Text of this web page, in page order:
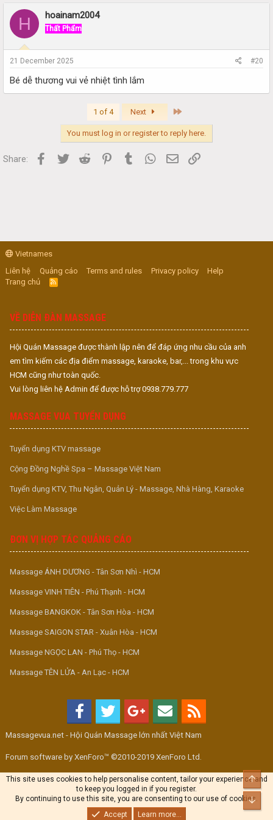
H hoainam2004
Thất Phẩm
21 December 2025 #20
Bé dễ thương vui vẻ nhiệt tình lắm
1 of 4 Next
You must log in or register to reply here.
Share: Facebook
Twitter Reddit PinterestTumblr WhatsApp
Email
Vietnames
Liên hệ
Quảng cáo Terms and rules Privacy policy
Help
Trang chủ
R
S
VỀ DIỄN ĐÀN MASSAGE
Hội Quán Massage được thành lập nên để đáp ứng nhu cầu của anh
em tìm kiếm các địa điểm massage, karaoke, bar,... trong khu vực
HCM cũng như toàn quốc.
Vui lòng liên hệ Admin để được hỗ trợ 0938.779.777
MASSAGE VUA TUYỂN DỤNG
Tuyển dụng KTV massage
Cộng Đồng Nghề Spa – Massage Việt Nam
Tuyển dụng KTV, Thu Ngân, Quản Lý - Massage, Nhà Hàng, Karaoke
Việc Làm Massage
ĐƠN VỊ HỢP TÁC QUẢNG CÁO
Massage ÁNH DƯƠNG - Tân Sơn Nhì - HCM
Massage VINH TIÊN - Phú Thạnh - HCM
Massage BANGKOK - Tân Sơn Hòa - HCM
Massage SAIGON STAR - Xuân Hòa - HCM
Massage NGỌC LAN - Phú Thọ - HCM
Massage TÊN LỬA - An Lạc - HCM
Massagevua.net - Hội Quán Massage lớn nhất Việt Nam
Forum software by XenForo™ ©2010-2019 XenForo Ltd.
This site uses cookies to help personalise content, tailor your experience and
to keep you logged in if you register.
By continuing to use this site, you are consenting to our use of cookies.
Accept
Learn more...
Top